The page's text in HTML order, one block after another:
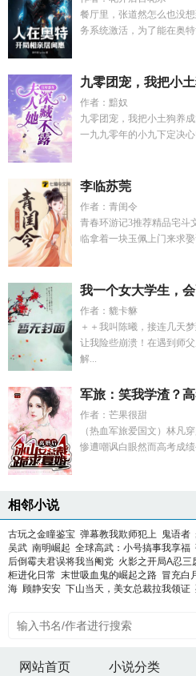
餐厅里，张道然怎么也没
务系统激活，为了能在奥
九零团宠，我把小
作者：黯奴
九零团宠，我把小土狗养
一九九零年的小九下定决
李临苏莞
作者：青闺令
青春环游记3推荐精品宅斗
临拿着一块玉佩上门来求
我一个女大学生，
作者：貔卡貅
＋＋我叫陈曦，接连几天
让我险些崩溃！在遇到师
解...
军旅：笑我学渣？
作者：芒果很甜
（热血军旅爱国文）林凡
惨遭嘲讽白眼然而高考成
相邻小说
古玩之金瞳鉴宝 弹幕教我欺师犯上 鬼语者
吴武 南明崛起 全球高武：小号搞事我享福
后倒霉夫君误将我当阉党 火影之开局A忍三
柜进化日常 末世吸血鬼的崛起之路 冒充白
海 顾静安安 下山当天，美女总裁拉我领证
网站首页 小说分类